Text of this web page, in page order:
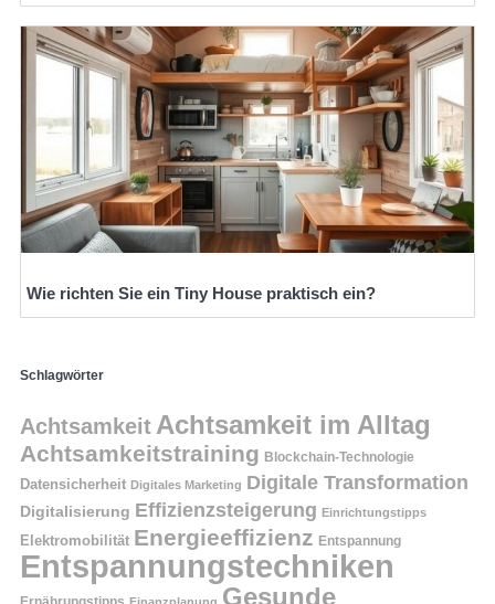
Wie richten Sie ein Tiny House praktisch ein?
Schlagwörter
Achtsamkeit Achtsamkeit im Alltag
Achtsamkeitstraining Blockchain-Technologie
Datensicherheit Digitales Marketing Digitale Transformation
Digitalisierung Effizienzsteigerung Einrichtungstipps
Elektromobilität Energieeffizienz Entspannung
Entspannungstechniken
Gesunde